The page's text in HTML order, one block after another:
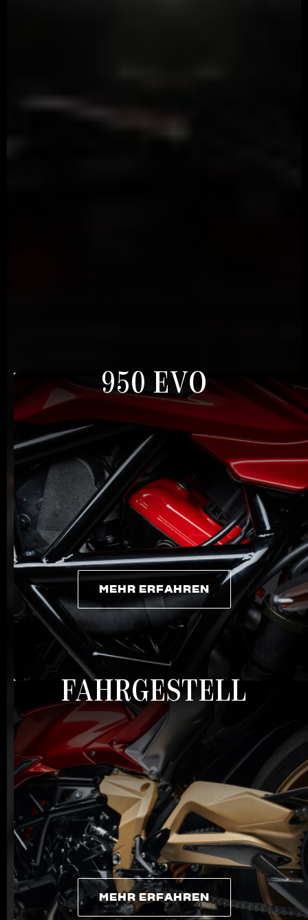
950 EVO
MEHR ERFAHREN
MEHR ERFAHREN
FAHRGESTELL
MEHR ERFAHREN